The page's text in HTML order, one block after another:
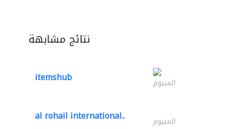
نتائج مشابهة
itemshub المنيوم
al rohail international.. المنيوم